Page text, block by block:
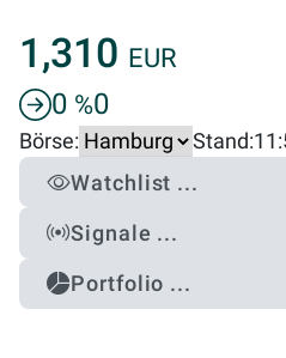
1,310 EUR
0 %0
Börse: Stand:
Watchlist ...
Signale ...
Portfolio ...